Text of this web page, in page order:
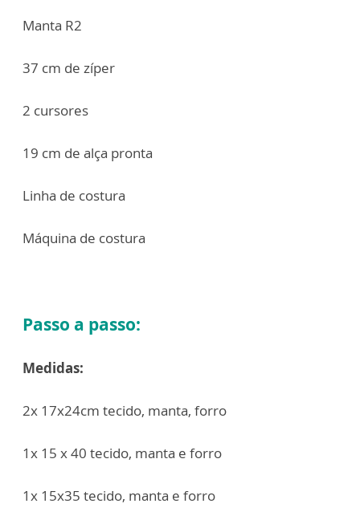
Manta R2
37 cm de zíper
2 cursores
19 cm de alça pronta
Linha de costura
Máquina de costura
Passo a passo:
Medidas:
2x 17x24cm tecido, manta, forro
1x 15 x 40 tecido, manta e forro
1x 15x35 tecido, manta e forro